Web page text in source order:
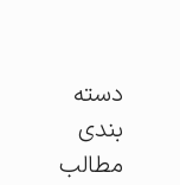
دسته
بندی
مطالب